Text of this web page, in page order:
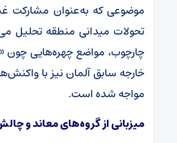
موضوعی که به‌عنوان مشارکت
تحولات میدانی منطقه تحلیل
چارچوب، مواضع چهره‌هایی چون
خارجه سابق آلمان نیز با
مواجه شده است.
میزبانی از گروه‌های معاند و